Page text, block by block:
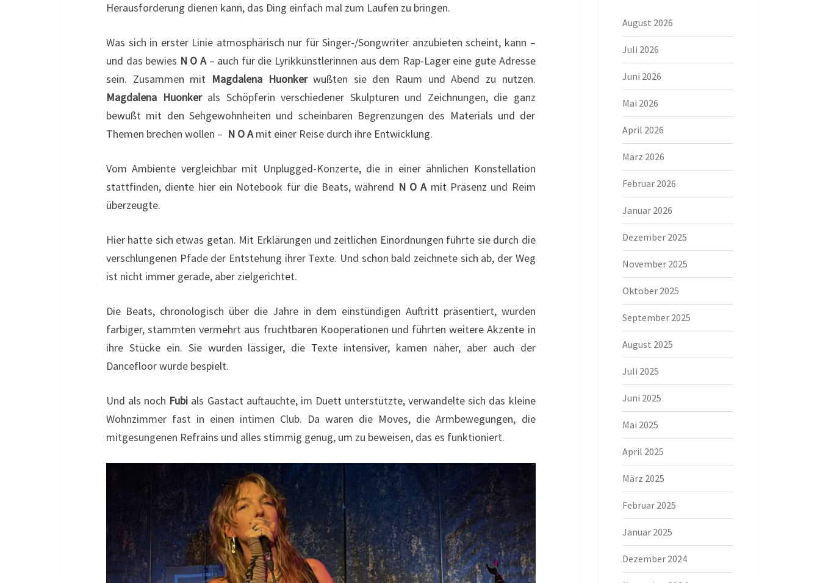
Herausforderung dienen kann, das Ding einfach mal zum Laufen zu bringen.
Was sich in erster Linie atmosphärisch nur für Singer-/Songwriter anzubieten scheint, kann –
und das bewies N O A– auch für die Lyrikkünstlerinnen aus dem Rap-Lager eine gute Adresse
sein. Zusammen mit Magdalena Huonkerwußten sie den Raum und Abend zu nutzen.
Magdalena Huonker als Schöpferin verschiedener Skulpturen und Zeichnungen, die ganz
bewußt mit den Sehgewohnheiten und scheinbaren Begrenzungen des Materials und der
Themen brechen wollen – N O Amit einer Reise durch ihre Entwicklung.
Vom Ambiente vergleichbar mit Unplugged-Konzerte, die in einer ähnlichen Konstellation
stattfinden, diente hier ein Notebook für die Beats, während N O Amit Präsenz und Reim
überzeugte.
Hier hatte sich etwas getan. Mit Erklärungen und zeitlichen Einordnungen führte sie durch die
verschlungenen Pfade der Entstehung ihrer Texte. Und schon bald zeichnete sich ab, der Weg
ist nicht immer gerade, aber zielgerichtet.
Die Beats, chronologisch über die Jahre in dem einstündigen Auftritt präsentiert, wurden
farbiger, stammten vermehrt aus fruchtbaren Kooperationen und führten weitere Akzente in
ihre Stücke ein. Sie wurden lässiger, die Texte intensiver, kamen näher, aber auch der
Dancefloor wurde bespielt.
Und als noch Fubi als Gastact auftauchte, im Duett unterstützte, verwandelte sich das kleine
Wohnzimmer fast in einen intimen Club. Da waren die Moves, die Armbewegungen, die
mitgesungenen Refrains und alles stimmig genug, um zu beweisen, das es funktioniert.
August 2026
Juli 2026
Juni 2026
Mai 2026
April 2026
März 2026
Februar 2026
Januar 2026
Dezember 2025
November 2025
Oktober 2025
September 2025
August 2025
Juli 2025
Juni 2025
Mai 2025
April 2025
März 2025
Februar 2025
Januar 2025
Dezember 2024